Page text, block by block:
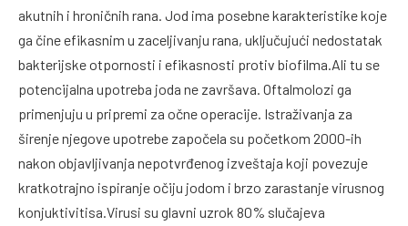
akutnih i hroničnih rana. Jod ima posebne karakteristike koje
ga čine efikasnim u zaceljivanju rana, uključujući nedostatak
bakterijske otpornosti i efikasnosti protiv biofilma.Ali tu se
potencijalna upotreba joda ne završava. Oftalmolozi ga
primenjuju u pripremi za očne operacije. Istraživanja za
širenje njegove upotrebe započela su početkom 2000-ih
nakon objavljivanja nepotvrđenog izveštaja koji povezuje
kratkotrajno ispiranje očiju jodom i brzo zarastanje virusnog
konjuktivitisa.Virusi su glavni uzrok 80% slučajeva